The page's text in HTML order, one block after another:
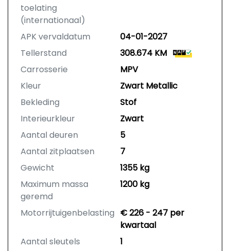
toelating
(internationaal)
APK vervaldatum
04-01-2027
Tellerstand
308.674 KM
Carrosserie
MPV
Kleur
Zwart Metallic
Bekleding
Stof
Interieurkleur
Zwart
Aantal deuren
5
Aantal zitplaatsen
7
Gewicht
1355 kg
Maximum massa
geremd
1200 kg
Motorrijtuigenbelasting € 226 - 247 per
kwartaal
Aantal sleutels
1